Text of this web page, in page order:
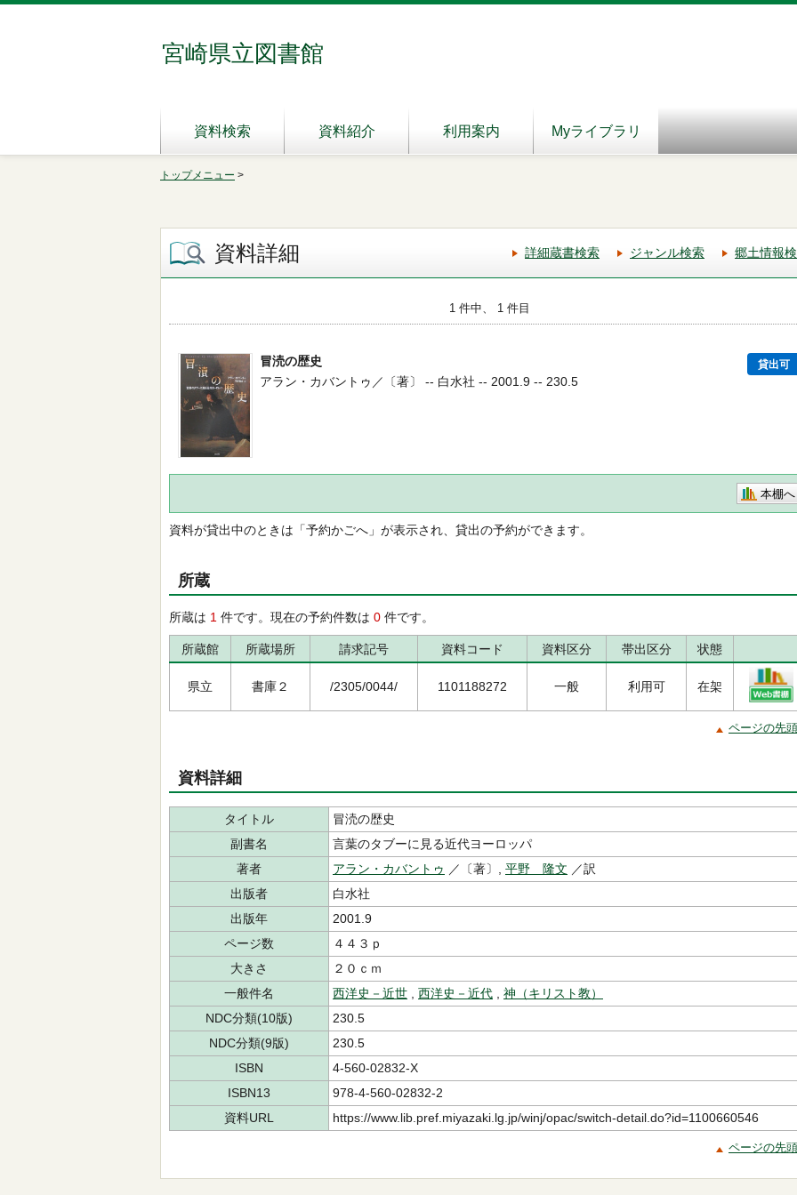
宮崎県立図書館
資料検索 資料紹介 利用案内 Myライブラリ
トップメニュー >
資料詳細 詳細蔵書検索 ジャンル検索 郷土情報
1 件中、 1 件目
冒涜の歴史 貸出可
アラン・カバントゥ／〔著〕 -- 白水社 -- 2001.9 -- 230.5
本棚へ
資料が貸出中のときは「予約かごへ」が表示され、貸出の予約ができます。
所蔵
所蔵は 1 件です。現在の予約件数は 0 件です。
所蔵館 所蔵場所 請求記号 資料コード 資料区分 帯出区分 状態
県立 書庫２ /2305/0044/ 1101188272 一般 利用可 在架
ページの先
資料詳細
タイトル
冒涜の歴史
副書名
言葉のタブーに見る近代ヨーロッパ
著者
アラン・カバントゥ ／〔著〕, 平野 隆文 ／訳
出版者
白水社
出版年
2001.9
ページ数
４４３ｐ
大きさ
２０ｃｍ
一般件名
西洋史－近世 西洋史－近代
神（キリスト教）
NDC分類(10版)
230.5
NDC分類(9版)
230.5
ISBN
4-560-02832-X
ISBN13
978-4-560-02832-2
資料URL
https://www.lib.pref.miyazaki.lg.jp/winj/opac/switch-detail.do?id=1100660546
ページの先